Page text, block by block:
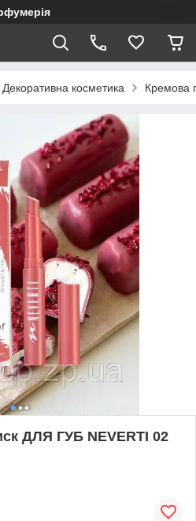
Декоративна косметика Кремова
ДЛЯ ГУБ NEVERTI 02